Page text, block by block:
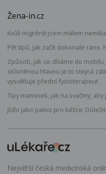
Žena-in.cz
Kvůli migréně jsem málem
Pět tipů, jak začít dokonalé
Způsob, jak se díváme do
skloněnou hlavou je to stejná
vysvětluje přední fyzioterapeut
Tipy maminek, jak na svačiny,
Jídlo jako palivo pro běžce:
Největší česká medicínská